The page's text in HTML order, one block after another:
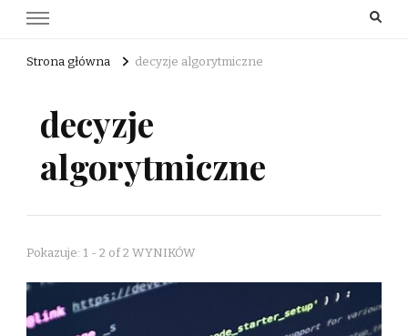
Strona główna decyzje algorytmiczne
decyzje
algorytmiczne
Pokazuje: 1 - 2 of 2 WYNIKÓW